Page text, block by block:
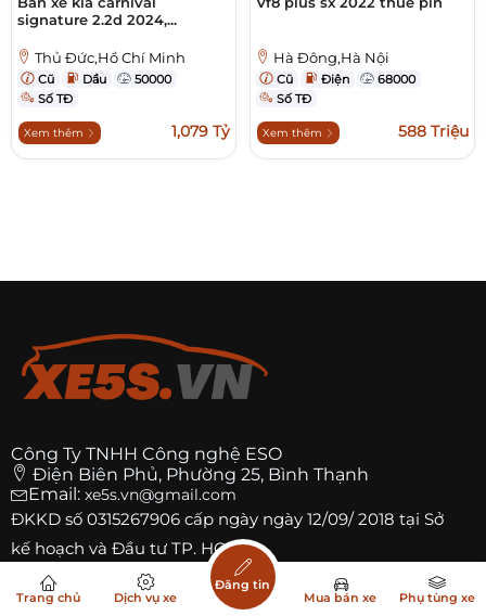
signature 2.2d 2024,...
Thủ Đức,Hồ Chí Minh
Cũ Dầu
50000
Số TĐ
Xem thêm 1,079 Tỷ
Hà Đông,Hà Nội
Cũ Điện
68000
Số TĐ
Xem thêm 588 Triệu
Công Ty TNHH Công nghệ ESO
Điện Biên Phủ, Phường 25, Bình Thạnh
Email: xe5s.vn@gmail.com
ĐKKD số 0315267906 cấp ngày ngày 12/09/ 2018 tại Sở
kế hoạch và Đầu tư TP. HCM
TrangFacebook Xe5s.VN
Trang chủ Dịch vụ xe
Đăng tin
Mua bán xe
Phụ tùng xe